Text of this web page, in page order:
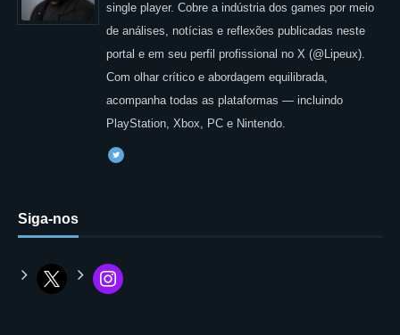
single player. Cobre a indústria dos games por meio
de análises, notícias e reflexões publicadas neste
portal e em seu perfil profissional no X (@Lipeux).
Com olhar crítico e abordagem equilibrada,
acompanha todas as plataformas — incluindo
PlayStation, Xbox, PC e Nintendo.
Siga-nos